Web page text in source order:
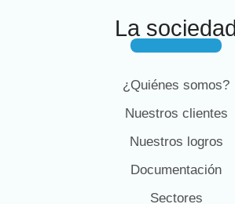
La sociedad
¿Quiénes somos?
Nuestros clientes
Nuestros logros
Documentación
Sectores